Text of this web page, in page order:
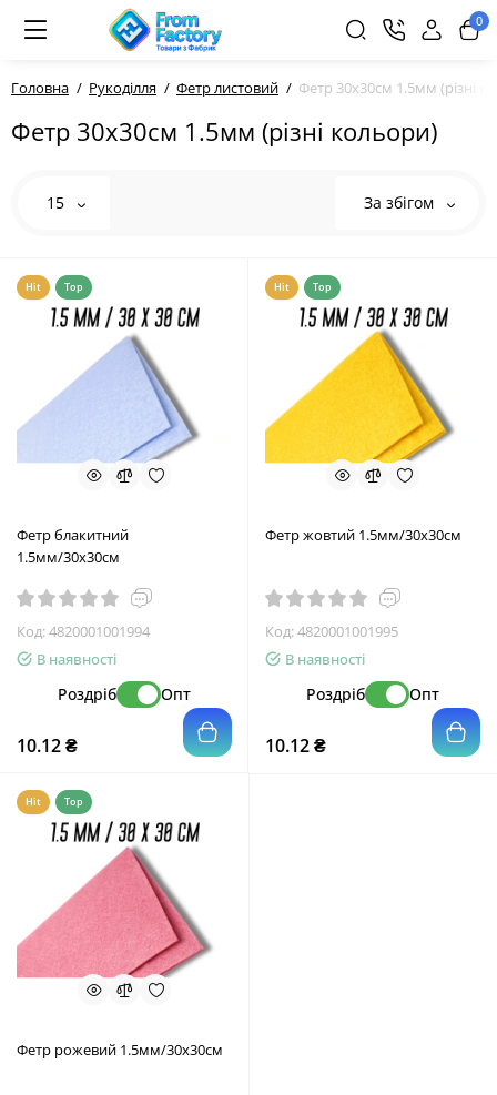
0
Головна Рукоділля Фетр листовий Фетр 30х30см 1.5мм (різні
Фетр 30х30см 1.5мм (різні кольори)
15 За збігом
Hit Top
Фетр блакитний
1.5мм/30х30см
Код:4820001001994
В наявності
Роздріб Опт
10.12 ₴
Hit Top
Фетр жовтий 1.5мм/30х30см
Код:4820001001995
В наявності
Роздріб Опт
10.12 ₴
Hit Top
Фетр рожевий 1.5мм/30х30см